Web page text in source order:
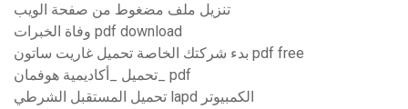
تنزيل ملف مضغوط من صفحة الويب
وفاة الخبرات pdf download
بدء شركتك الخاصة تحميل غاريت ساتون pdf free
تحميل _أكاديمية هوفمان_ pdf
تحميل المستقبل الشرطي lapd الكمبيوتر